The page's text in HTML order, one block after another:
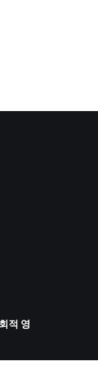
적 영